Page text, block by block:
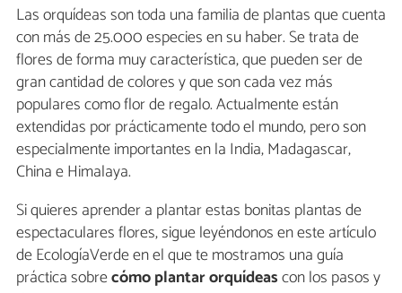
Las orquídeas son toda una familia de plantas que cuenta
con más de 25.000 especies en su haber. Se trata de
flores de forma muy característica, que pueden ser de
gran cantidad de colores y que son cada vez más
populares como flor de regalo. Actualmente están
extendidas por prácticamente todo el mundo, pero son
especialmente importantes en la India, Madagascar,
China e Himalaya.
Si quieres aprender a plantar estas bonitas plantas de
espectaculares flores, sigue leyéndonos en este artículo
de EcologíaVerde en el que te mostramos una guía
práctica sobrecómo plantar orquídeascon los pasos y